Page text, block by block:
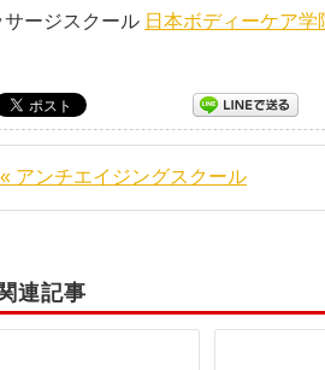
サージスクール 日本ボディーケア学
« アンチエイジングスクール
連記事